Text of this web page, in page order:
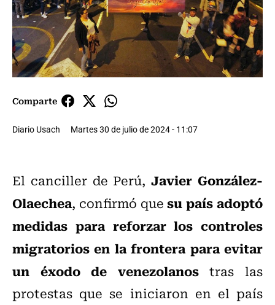
Comparte
Diario Usach Martes 30 de julio de 2024 - 11:07
El canciller de Perú,Javier González-
Olaechea, confirmó quesu país adoptó
medidas para reforzar los controles
migratorios en la frontera para evitar
un éxodo de venezolanostras las
protestas que se iniciaron en el país